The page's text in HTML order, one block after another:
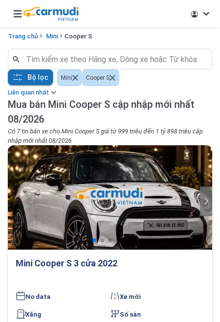
Open main menu
Trang chủ Mini Cooper S
Liên quan nhất
Mua bán Mini Cooper S cập nhập mới nhất
08/2026
Có 7 tin bán xe cho Mini Cooper S giá từ 999 triệu đến 1 tỷ 898 triệu cập
nhập mới nhất 08/2026
Bộ lọc Mini Cooper S
Mini Cooper S 3 cửa 2022
No data Xe mới
Xăng Số sàn